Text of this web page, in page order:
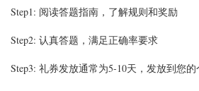
Step1: 阅读答题指南，了解规则和奖励
Step2: 认真答题，满足正确率要求
Step3: 礼券发放通常为5-10天，发放到您